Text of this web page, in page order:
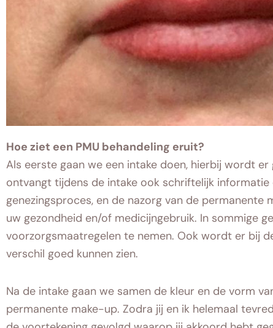
Hoe ziet een PMU behandeling eruit?
Als eerste gaan we een intake doen, hierbij wordt
ontvangt tijdens de intake ook schriftelijk
genezingsproces, en de nazorg van de
uw gezondheid en/of medicijngebruik. In sommige
voorzorgsmaatregelen te nemen. Ook wordt er bij
verschil goed kunnen zien.
Na de intake gaan we samen de kleur en de vorm
permanente make-up. Zodra jij en ik helemaal